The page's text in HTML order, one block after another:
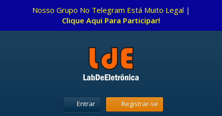
Entrar Registrar-se
Nosso Grupo No Telegram Está Muito Legal |
Clique Aqui Para Participar!